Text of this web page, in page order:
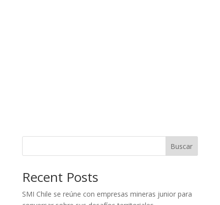
Buscar
Recent Posts
SMI Chile se reúne con empresas mineras junior para